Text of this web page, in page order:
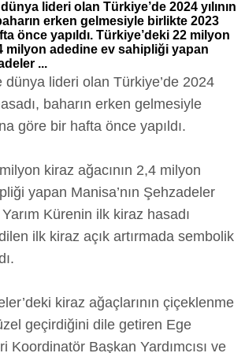
lideri olan Türkiye’de 2024 yılının
erken gelmesiyle birlikte 2023
önce yapıldı. Türkiye’deki 22 milyon
milyon adedine ev sahipliği yapan
...
dünya lideri olan Türkiye’de 2024
baharın erken gelmesiyle
göre bir hafta önce yapıldı.
kiraz ağacının 2,4 milyon
yapan Manisa’nın Şehzadeler
Kürenin ilk kiraz hasadı
ilk kiraz açık artırmada sembolik
kiraz ağaçlarının çiçeklenme
geçirdiğini dile getiren Ege
Koordinatör Başkan Yardımcısı ve